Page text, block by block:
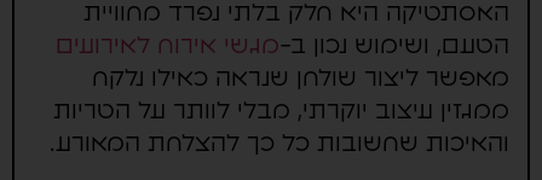
האסתטיקה היא חלק בלתי נפרד מחוויית
הטעם, ושימוש נכון ב-מגשי אירוח לאירועים
מאפשר ליצור שולחן שנראה כאילו נלקח
ממגזין עיצוב יוקרתי, מבלי לוותר על הטריות
והאיכות שחשובות כל כך להצלחת המאורע.